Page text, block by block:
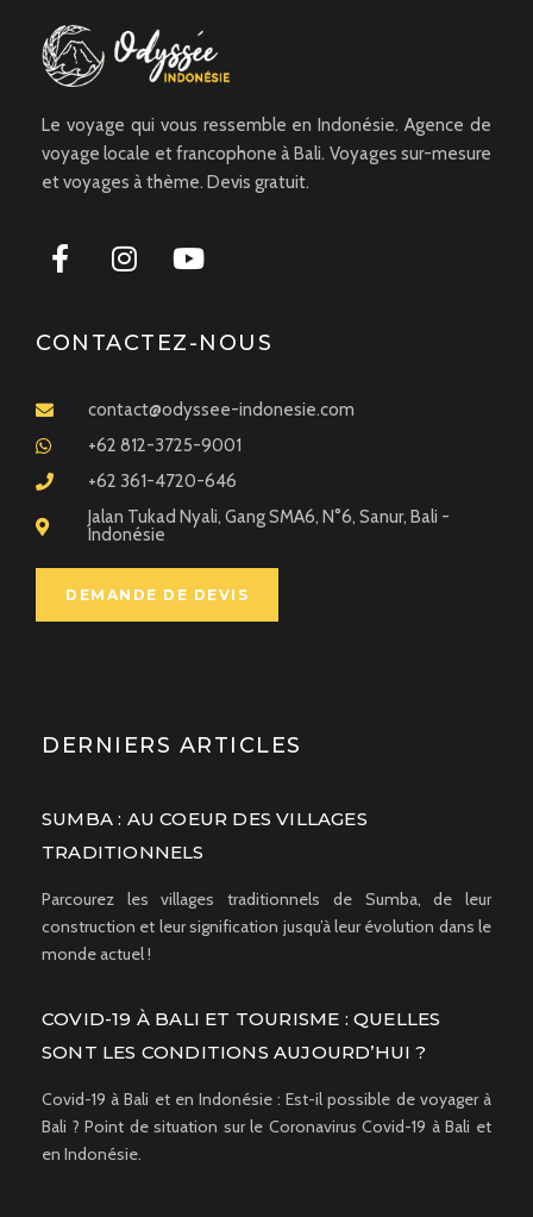
Le voyage qui vous ressemble en Indonésie. Agence de
voyage locale et francophone à Bali. Voyages sur-mesure
et voyages à thème. Devis gratuit.
DERNIERS ARTICLES
SUMBA : AU COEUR DES VILLAGES
TRADITIONNELS
Parcourez les villages traditionnels de Sumba, de leur
construction et leur signification jusqu’à leur évolution dans le
monde actuel !
COVID-19 À BALI ET TOURISME : QUELLES
SONT LES CONDITIONS AUJOURD’HUI ?
Covid-19 à Bali et en Indonésie : Est-il possible de voyager à
Bali ? Point de situation sur le Coronavirus Covid-19 à Bali et
en Indonésie.
CONTACTEZ-NOUS
contact@odyssee-indonesie.com
+62 812-3725-9001
+62 361-4720-646
Jalan Tukad Nyali, Gang SMA6, N°6, Sanur, Bali -
Indonésie
DEMANDE DE DEVIS